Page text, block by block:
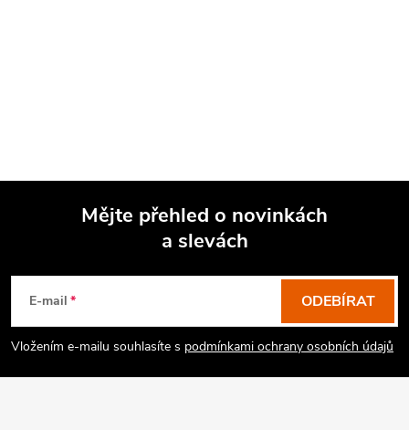
Mějte přehled o novinkách
a slevách
E-mail
Vložením e-mailu souhlasíte s podmínkami ochrany osobních údajů
ODEBÍRAT